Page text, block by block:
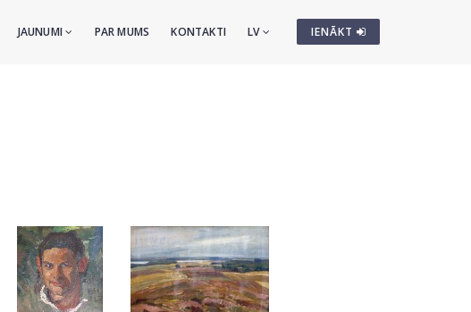
IENĀKT
JAUNUMI PAR MUMS KONTAKTI LV